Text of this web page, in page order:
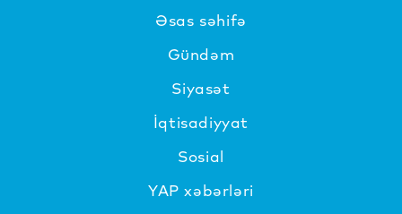
Əsas səhifə
Gündəm
Siyasət
İqtisadiyyat
Sosial
YAP xəbərləri